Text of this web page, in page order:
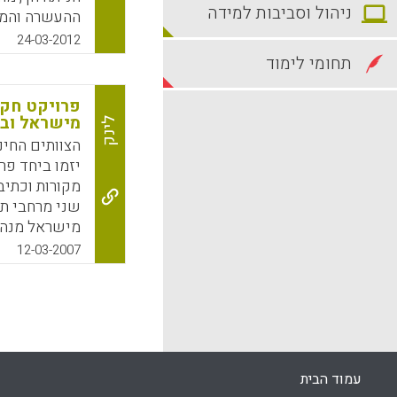
ההעשרה
שהיא
הצטרפו גם
24-03-2012
לינק מישראל
הצוותים
יזמו ביחד
מקורות
מישראל
המועלות
הערכה
ותלמידים
12-03-2007
ניהול וסביבות למידה
תחומי לימוד
עמוד הבית